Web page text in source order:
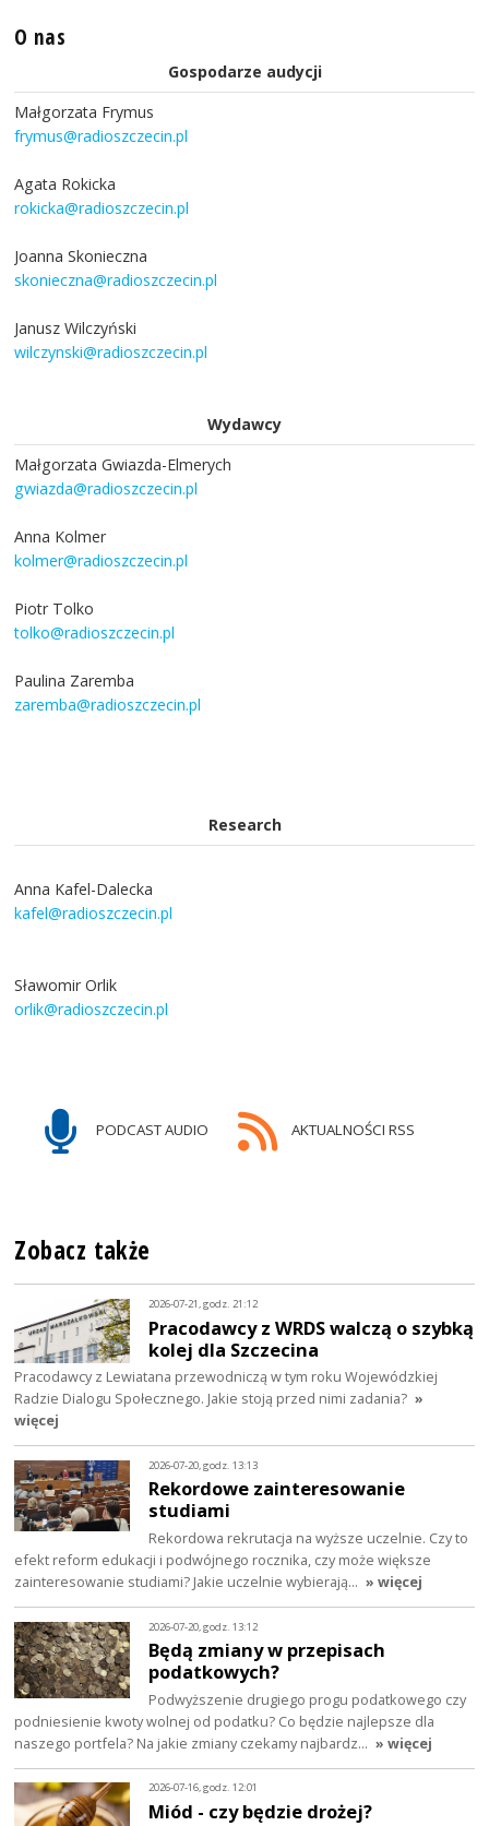
O nas
Gospodarze audycji
Małgorzata Frymus
frymus@radioszczecin.pl
Agata Rokicka
rokicka@radioszczecin.pl
Joanna Skonieczna
skonieczna@radioszczecin.pl
Janusz Wilczyński
wilczynski@radioszczecin.pl
Wydawcy
Małgorzata Gwiazda-Elmerych
gwiazda@radioszczecin.pl
Anna Kolmer
kolmer@radioszczecin.pl
Piotr Tolko
tolko@radioszczecin.pl
Paulina Zaremba
zaremba@radioszczecin.pl
Research
Anna Kafel-Dalecka
kafel@radioszczecin.pl
Sławomir Orlik
orlik@radioszczecin.pl
PODCAST AUDIO AKTUALNOŚCI RSS
Zobacz także
2026-07-21, godz. 21:12
Pracodawcy z WRDS walczą o szybką
kolej dla Szczecina
Pracodawcy z Lewiatana przewodniczą w tym roku Wojewódzkiej
Radzie Dialogu Społecznego. Jakie stoją przed nimi zadania? »
więcej
2026-07-20, godz. 13:13
Rekordowe zainteresowanie
studiami
Rekordowa rekrutacja na wyższe uczelnie. Czy to
efekt reform edukacji i podwójnego rocznika, czy może większe
zainteresowanie studiami? Jakie uczelnie wybierają… » więcej
2026-07-20, godz. 13:12
Będą zmiany w przepisach
podatkowych?
Podwyższenie drugiego progu podatkowego czy
podniesienie kwoty wolnej od podatku? Co będzie najlepsze dla
naszego portfela? Na jakie zmiany czekamy najbardz… » więcej
2026-07-16, godz. 12:01
Miód - czy będzie drożej?